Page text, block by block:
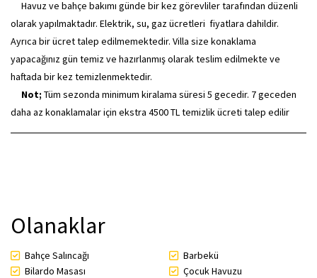
Havuz ve bahçe bakımı günde bir kez görevliler tarafından düzenli
olarak yapılmaktadır. Elektrik, su, gaz ücretleri fiyatlara dahildir.
Ayrıca bir ücret talep edilmemektedir. Villa size konaklama
yapacağınız gün temiz ve hazırlanmış olarak teslim edilmekte ve
haftada bir kez temizlenmektedir.
Not; Tüm sezonda minimum kiralama süresi 5 gecedir. 7 geceden
daha az konaklamalar için ekstra 4500 TL temizlik ücreti talep edilir
Olanaklar
Bahçe Salıncağı
Barbekü
Bilardo Masası
Çocuk Havuzu